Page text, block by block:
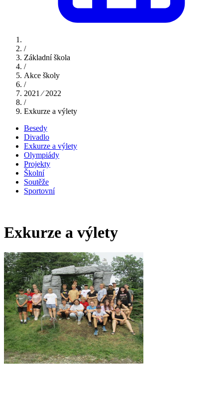
/
Základní škola
/
Akce školy
/
2021 ⁄ 2022
/
Exkurze a výlety
Besedy
Divadlo
Exkurze a výlety
Olympiády
Projekty
Školní
Soutěže
Sportovní
Exkurze a výlety